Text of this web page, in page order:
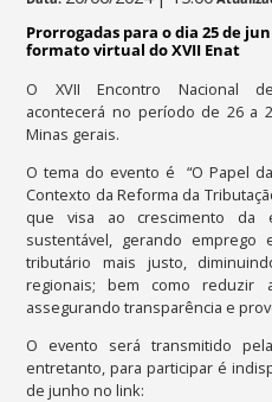
Prorrogadas para o dia 25 de
formato virtual do XVII Enat
O XVII Encontro Nacional
acontecerá no período de 26 a
Minas gerais.
O tema do evento é “O Papel
Contexto da Reforma da
que visa ao crescimento da
sustentável, gerando
tributário mais justo,
regionais; bem como reduzir
assegurando transparência e
O evento será transmitido
entretanto, para participar é
de junho no link: